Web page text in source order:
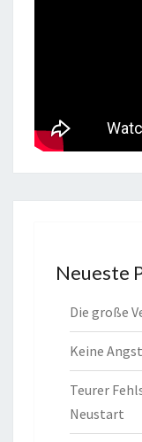
Neueste
Die große
Keine
Teurer
Neustart